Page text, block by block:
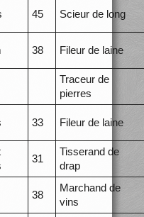
45 Scieur de long
38 Fileur de laine
Traceur de
pierres
33 Fileur de laine
31
Tisserand de
drap
38
Marchand de
vins